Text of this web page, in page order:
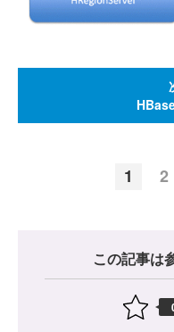
1 2
この記事は